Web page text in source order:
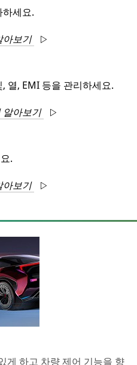
세요.
아보기
열, EMI 등을 관리하세요.
알아보기
.
아보기
게 하고 차량 제어 기능을 향